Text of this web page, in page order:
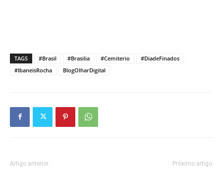
TAGS #Brasil #Brasilia #Cemiterio
#DiadeFinados
#IbaneisRocha
BlogOlharDigital
Artigo anterior Próximo artigo